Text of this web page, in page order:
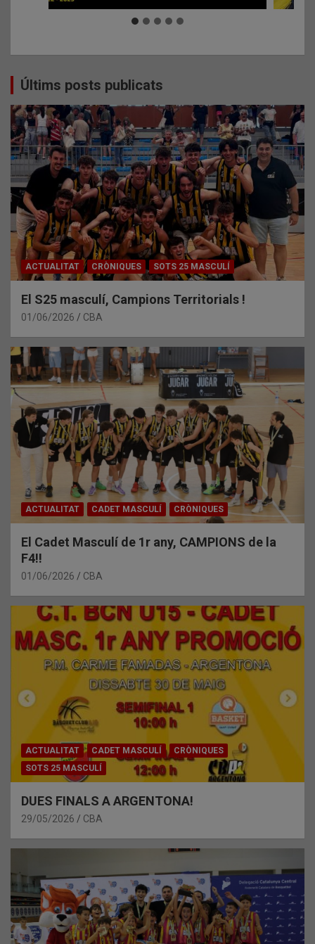
Últims posts publicats
ACTUALITAT CRÒNIQUES SOTS 25 MASCULÍ
El S25 masculí, Campions Territorials !
01/06/2026 CBA
ACTUALITAT CADET MASCULÍ CRÒNIQUES
El Cadet Masculí de 1r any, CAMPIONS de la
F4!!
01/06/2026 CBA
ACTUALITAT CADET MASCULÍ
CRÒNIQUES
SOTS 25 MASCULÍ
DUES FINALS A ARGENTONA!
29/05/2026 CBA